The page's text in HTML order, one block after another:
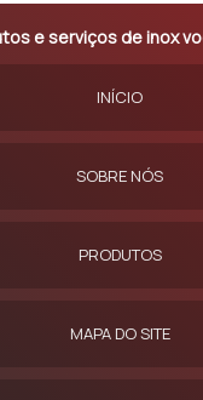
e serviços de inox
INÍCIO
SOBRE NÓS
PRODUTOS
MAPA DO SITE